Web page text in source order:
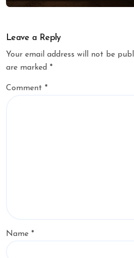
Leave a Reply
Your email address will not be
are marked *
Comment *
Name *